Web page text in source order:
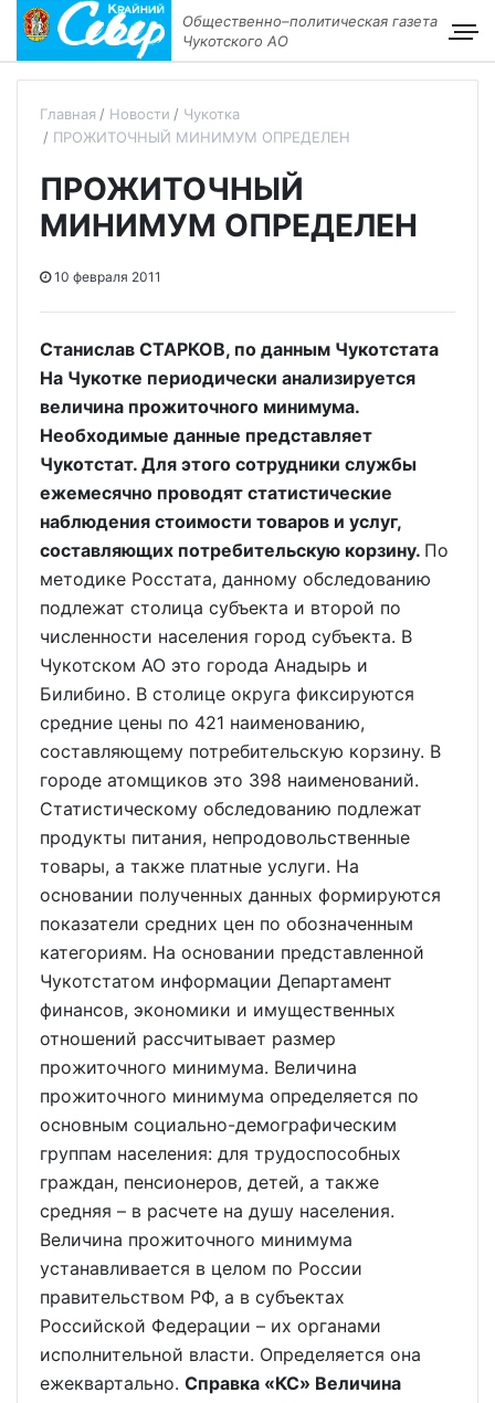
Общественно–политическая газета
Чукотского АО
Главная Новости
Чукотка
ПРОЖИТОЧНЫЙ МИНИМУМ ОПРЕДЕЛЕН
ПРОЖИТОЧНЫЙ
МИНИМУМ ОПРЕДЕЛЕН
10 февраля 2011
Станислав СТАРКОВ, по данным Чукотстата
На Чукотке периодически анализируется
величина прожиточного минимума.
Необходимые данные представляет
Чукотстат. Для этого сотрудники службы
ежемесячно проводят статистические
наблюдения стоимости товаров и услуг,
составляющих потребительскую корзину. По
методике Росстата, данному обследованию
подлежат столица субъекта и второй по
численности населения город субъекта. В
Чукотском АО это города Анадырь и
Билибино. В столице округа фиксируются
средние цены по 421 наименованию,
составляющему потребительскую корзину. В
городе атомщиков это 398 наименований.
Статистическому обследованию подлежат
продукты питания, непродовольственные
товары, а также платные услуги. На
основании полученных данных формируются
показатели средних цен по обозначенным
категориям. На основании представленной
Чукотстатом информации Департамент
финансов, экономики и имущественных
отношений рассчитывает размер
прожиточного минимума. Величина
прожиточного минимума определяется по
основным социально-демографическим
группам населения: для трудоспособных
граждан, пенсионеров, детей, а также
средняя – в расчете на душу населения.
Величина прожиточного минимума
устанавливается в целом по России
правительством РФ, а в субъектах
Российской Федерации – их органами
исполнительной власти. Определяется она
ежеквартально. Справка «КС» Величина